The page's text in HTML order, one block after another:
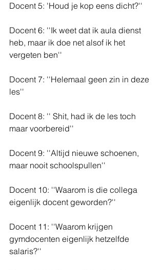
Docent 5: 'Houd je kop eens dicht?''
Docent 6: ''Ik weet dat ik aula dienst
heb, maar ik doe net alsof ik het
vergeten ben''
Docent 7: ''Helemaal geen zin in deze
les''
Docent 8: '' Shit, had ik de les toch
maar voorbereid''
Docent 9: ''Altijd nieuwe schoenen,
maar nooit schoolspullen''
Docent 10: ''Waarom is die collega
eigenlijk docent geworden?''
Docent 11: ''Waarom krijgen
gymdocenten eigenlijk hetzelfde
salaris?''